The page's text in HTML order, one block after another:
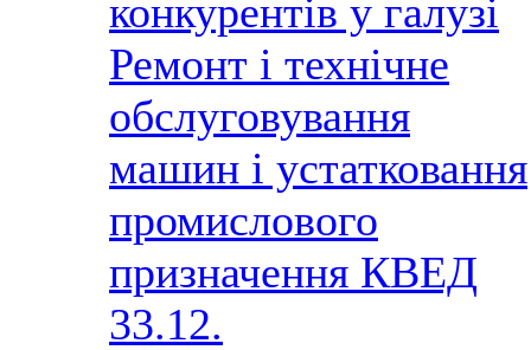
конкурентів у галузі
Ремонт і технічне
обслуговування
машин і устатковання
промислового
призначення КВЕД
33.12.